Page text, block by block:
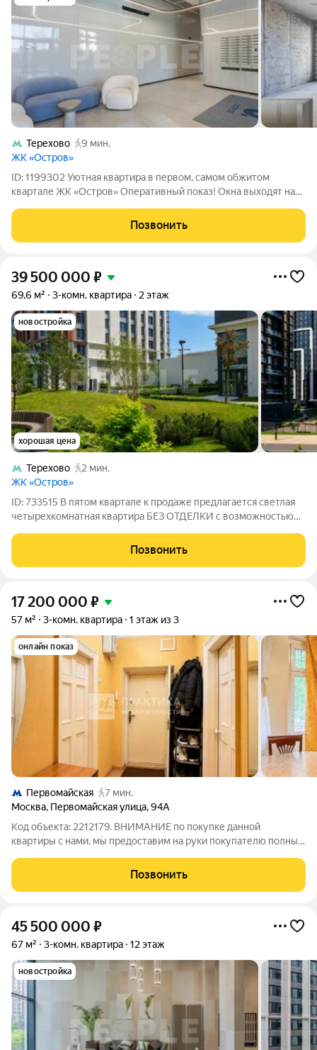
Терехово
9 мин.
ЖК «Остров»
ID: 1199302 Уютная квартира в первом, самом обжитом
квартале ЖК «Остров» Оперативный показ! Окна выходят на
сдался раньше всех, инфраструктура полностью
Позвонить
39 500 000 ₽
69,6 м² 3-комн. квартира 2 этаж
новостройка
хорошая цена
Терехово
2 мин.
ЖК «Остров»
ID: 733515 В пятом квартале к продаже предлагается светлая
четырехкомнатная квартира БЕЗ ОТДЕЛКИ с возможностью
двор и школу. ФУНКЦИОНАЛЬНАЯ ПЛАНИРОВКА: -три
спальни -кухня-гостиная -два санузла
Позвонить
17 200 000 ₽
57 м² 3-комн. квартира 1 этаж из 3
онлайн показ
Первомайская
7 мин.
Москва, Первомайская улица,94А
Код объекта: 2212179. ВНИМАНИЕ по покупке данной
квартиры с нами, мы предоставим на руки покупателю полный
вашей гарантии безопасности. Просторная трехкомнатная
квартира с планировкой мечты под
Позвонить
45 500 000 ₽
67 м² 3-комн. квартира 12 этаж
новостройка